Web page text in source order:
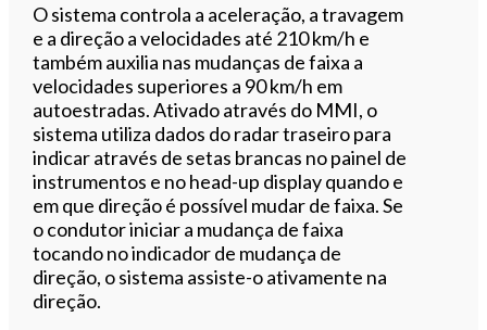
O sistema controla a aceleração, a travagem
e a direção a velocidades até 210 km/h e
também auxilia nas mudanças de faixa a
velocidades superiores a 90 km/h em
autoestradas. Ativado através do MMI, o
sistema utiliza dados do radar traseiro para
indicar através de setas brancas no painel de
instrumentos e no head-up display quando e
em que direção é possível mudar de faixa. Se
o condutor iniciar a mudança de faixa
tocando no indicador de mudança de
direção, o sistema assiste-o ativamente na
direção.